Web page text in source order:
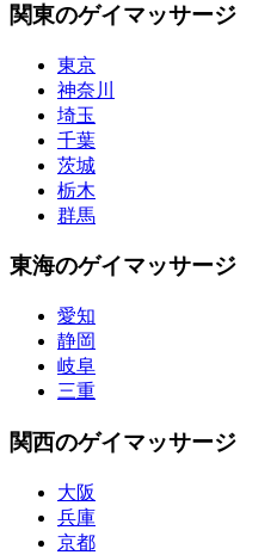
関東のゲイマッサージ
東京
神奈川
埼玉
千葉
茨城
栃木
群馬
東海のゲイマッサージ
愛知
静岡
岐阜
三重
関西のゲイマッサージ
大阪
兵庫
京都